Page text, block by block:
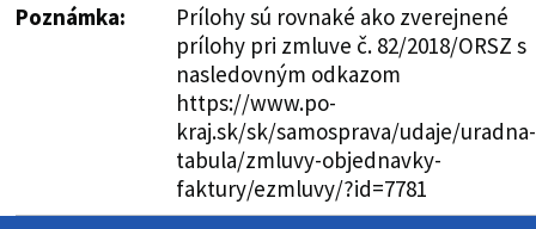
Poznámka:
Prílohy sú rovnaké ako zverejnené
prílohy pri zmluve č. 82/2018/ORSZ s
nasledovným odkazom
https://www.po-
kraj.sk/sk/samosprava/udaje/uradna-
tabula/zmluvy-objednavky-
faktury/ezmluvy/?id=7781